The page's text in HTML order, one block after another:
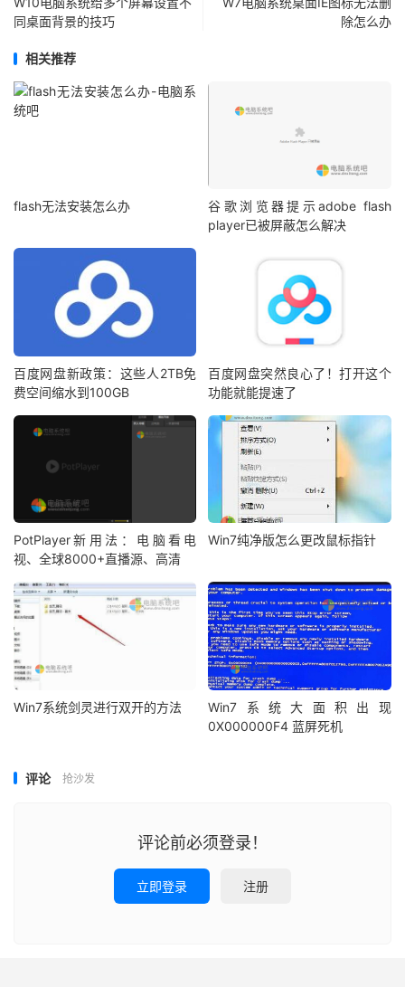
同桌面背景的技巧
除怎么办
相关推荐
flash无法安装怎么办
谷歌浏览器提示adobe flash
player已被屏蔽怎么解决
百度网盘新政策：这些人2TB免
费空间缩水到100GB
百度网盘突然良心了！打开这个
功能就能提速了
PotPlayer新用法：电脑看电
视、全球8000+直播源、高清
Win7纯净版怎么更改鼠标指针
Win7系统剑灵进行双开的方法
Win7系统大面积出现
0X000000F4 蓝屏死机
评论 抢沙发
评论前必须登录！
立即登录 注册